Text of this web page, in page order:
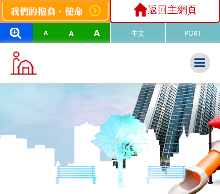
返回主網頁
A A A 中文 PORT